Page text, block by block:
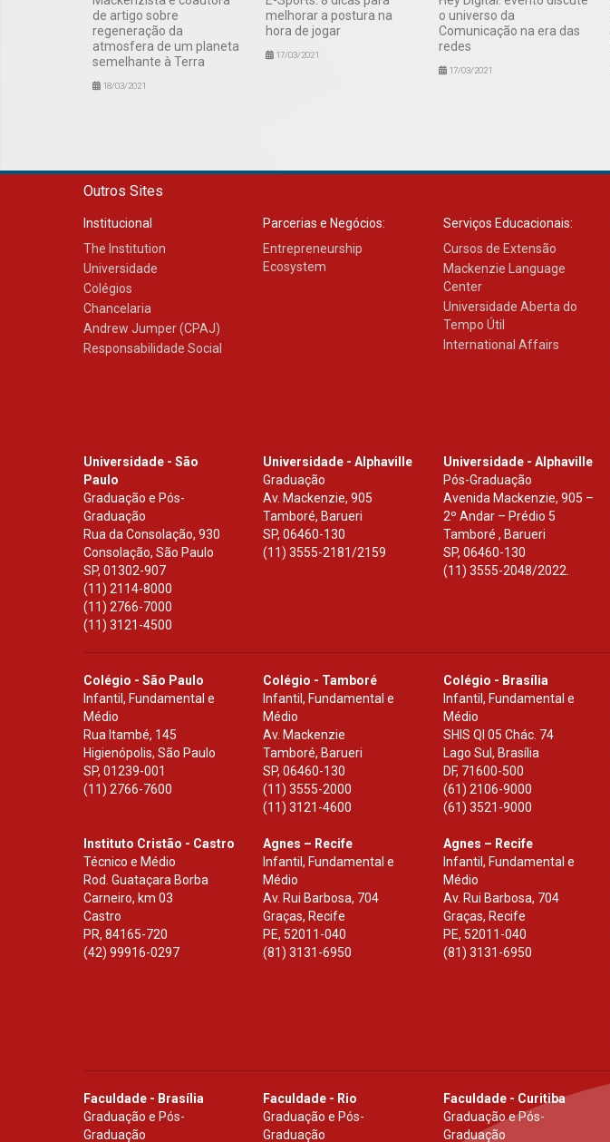
de artigo sobre
regeneração da
atmosfera de um planeta
semelhante à Terra
18/03/2021
melhorar a postura na
hora de jogar
17/03/2021
o universo da
Comunicação na era das
redes
17/03/2021
Outros Sites
Institucional
The Institution
Universidade
Colégios
Chancelaria
Andrew Jumper (CPAJ)
Responsabilidade Social
Parcerias e Negócios:
Entrepreneurship
Ecosystem
Serviços Educacionais:
Cursos de Extensão
Mackenzie Language
Center
Universidade Aberta do
Tempo Útil
International Affairs
Universidade - São
Paulo
Graduação e Pós-
Graduação
Rua da Consolação, 930
Consolação, São Paulo
SP, 01302-907
(11) 2114-8000
(11) 2766-7000
(11) 3121-4500
Universidade - Alphaville
Graduação
Av. Mackenzie, 905
Tamboré, Barueri
SP,06460-130
(11) 3555-2181/2159
Universidade - Alphaville
Pós-Graduação
Avenida Mackenzie, 905 –
2º Andar – Prédio 5
Tamboré , Barueri
SP, 06460-130
(11) 3555-2048/2022.
Colégio - São Paulo
Infantil, Fundamental e
Médio
Rua Itambé, 145
Higienópolis, São Paulo
SP, 01239-001
(11) 2766-7600
Colégio - Tamboré
Infantil, Fundamental e
Médio
Av. Mackenzie
Tamboré, Barueri
SP,06460-130
(11) 3555-2000
(11) 3121-4600
Colégio - Brasília
Infantil, Fundamental e
Médio
SHIS Ql 05 Chác. 74
Lago Sul, Brasília
DF, 71600-500
(61) 2106-9000
(61) 3521-9000
Instituto Cristão - Castro
Técnico e Médio
Rod. Guataçara Borba
Carneiro, km 03
Castro
PR, 84165-720
(42) 99916-0297
Agnes – Recife
Infantil, Fundamental e
Médio
Av. Rui Barbosa, 704
Graças, Recife
PE, 52011-040
(81) 3131-6950
Agnes – Recife
Infantil, Fundamental e
Médio
Av. Rui Barbosa, 704
Graças, Recife
PE, 52011-040
(81) 3131-6950
Faculdade - Brasília
Graduação e Pós-
Graduação
Faculdade - Rio
Graduação e Pós-
Graduação
Faculdade - Curitiba
Graduação e Pós-
Graduação